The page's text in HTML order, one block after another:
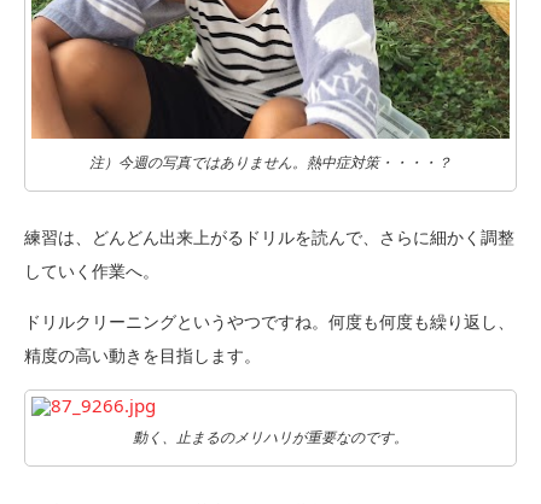
注）今週の写真ではありません。熱中症対策・・・・？
練習は、どんどん出来上がるドリルを読んで、さらに細かく調整
していく作業へ。
ドリルクリーニングというやつですね。何度も何度も繰り返し、
精度の高い動きを目指します。
動く、止まるのメリハリが重要なのです。